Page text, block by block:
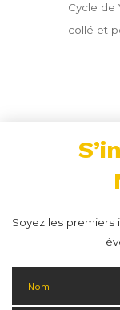
Cycle de
collé et
Soyez les